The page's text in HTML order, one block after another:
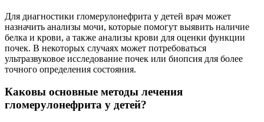
Для диагностики гломерулонефрита у детей врач может
назначить анализы мочи, которые помогут выявить наличие
белка и крови, а также анализы крови для оценки функции
почек. В некоторых случаях может потребоваться
ультразвуковое исследование почек или биопсия для более
точного определения состояния.
Каковы основные методы лечения
гломерулонефрита у детей?